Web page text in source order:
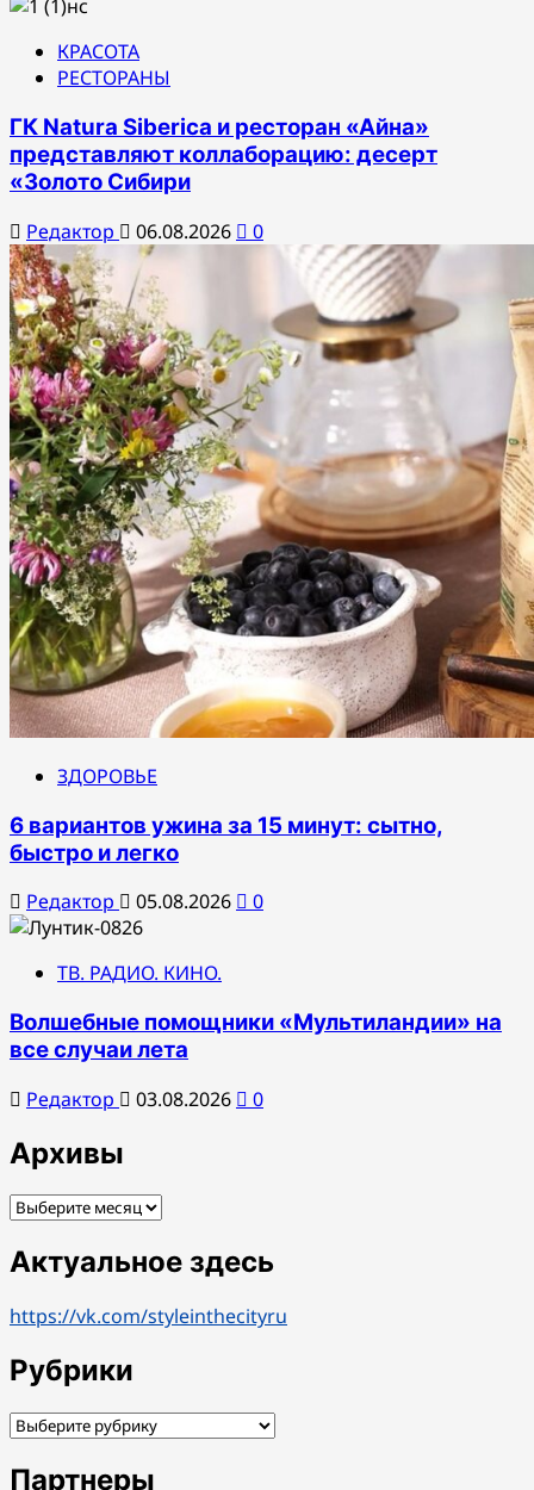
КРАСОТА
РЕСТОРАНЫ
ГК Natura Siberica и ресторан «Айна»
представляют коллаборацию: десерт
«Золото Сибири
Редактор 06.08.2026 0
ЗДОРОВЬЕ
6 вариантов ужина за 15 минут: сытно,
быстро и легко
Редактор 05.08.2026 0
ТВ. РАДИО. КИНО.
Волшебные помощники «Мультиландии» на
все случаи лета
Редактор 03.08.2026 0
Архивы
Архивы
Актуальное здесь
https://vk.com/styleinthecityru
Рубрики
Рубрики
Партнеры